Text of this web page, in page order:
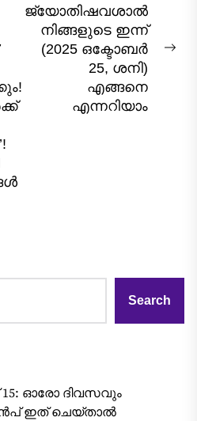
ജ്യോതിഷവശാൽ
നിങ്ങളുടെ ഇന്ന്‌
(2025 ഒക്ടോബർ
25, ശനി)
എങ്ങനെ
എന്നറിയാം
Search
15: ഓരോ ദിവസവും
മുൻപ് ഇത് ചെയ്താൽ